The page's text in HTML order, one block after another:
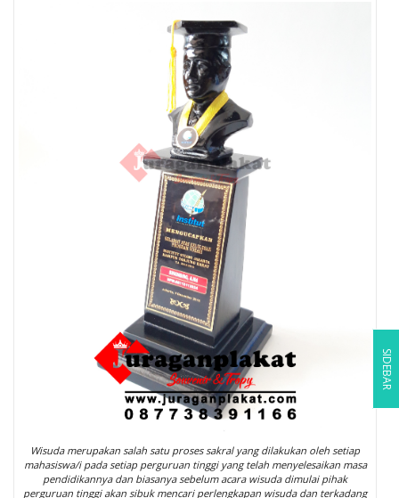
Wisuda merupakan salah satu proses sakral yang dilakukan oleh setiap
mahasiswa/i pada setiap perguruan tinggi yang telah menyelesaikan masa
pendidikannya dan biasanya sebelum acara wisuda dimulai pihak
perguruan tinggi akan sibuk mencari perlengkapan wisuda dan terkadang
SIDEBAR